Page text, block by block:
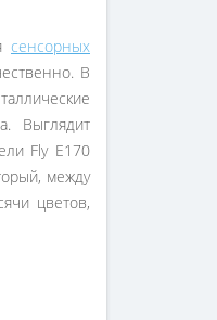
сенсорных
В
Выглядит
Fly E170
между
цветов,